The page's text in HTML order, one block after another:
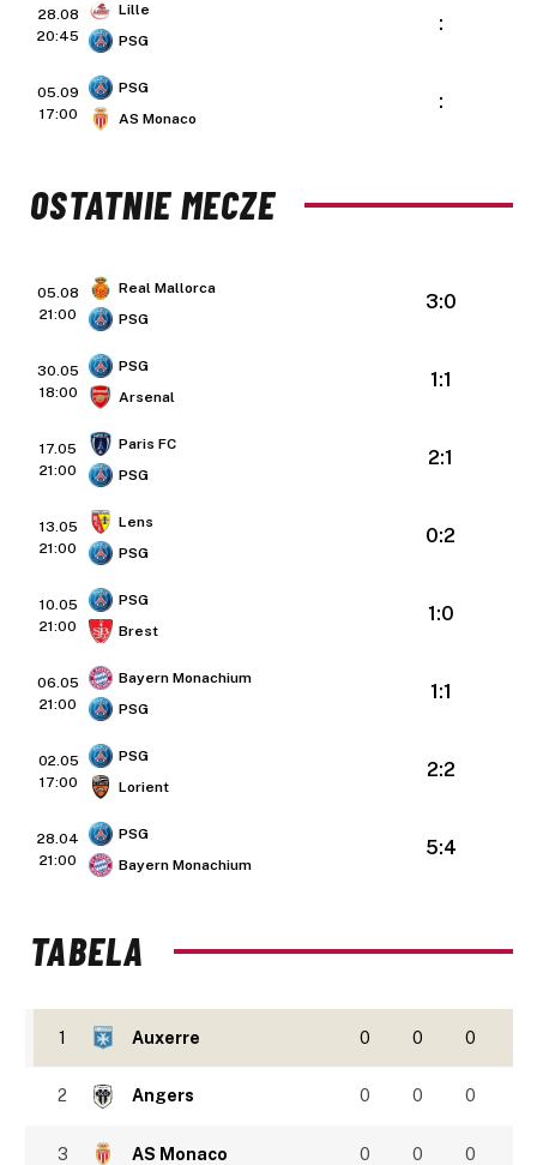
28.08
20:45
Lille
PSG
:
05.09
17:00
PSG
AS Monaco
:
OSTATNIE MECZE
05.08
21:00
Real Mallorca
PSG
3:0
30.05
18:00
PSG
Arsenal
1:1
17.05
21:00
Paris FC
PSG
2:1
13.05
21:00
Lens
PSG
0:2
10.05
21:00
PSG
Brest
1:0
06.05
21:00
Bayern Monachium
PSG
1:1
02.05
17:00
PSG
Lorient
2:2
28.04
21:00
PSG
Bayern Monachium
5:4
TABELA
1 Auxerre 0 0 0
2 Angers 0 0 0
3 AS Monaco 0 0 0